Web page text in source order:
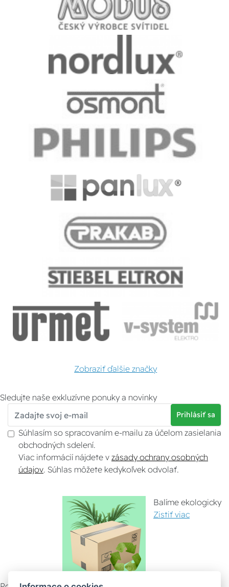
Zobraziť ďalšie značky
Sledujte naše exkluzívne ponuky a novinky
Prihlásiť sa
Súhlasím so spracovaním e-mailu za účelom zasielania
obchodných sdelení.
Viac informácií nájdete v zásady ochrany osobných
údajov . Súhlas môžete kedykoľvek odvolať.
Balíme ekologicky
Zistiť viac